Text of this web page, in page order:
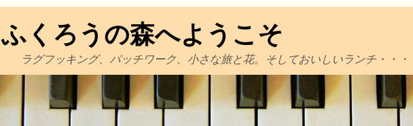
ふくろうの森へようこそ
ラグフッキング、パッチワーク、小さな旅と花。そしておいしいランチ・・・